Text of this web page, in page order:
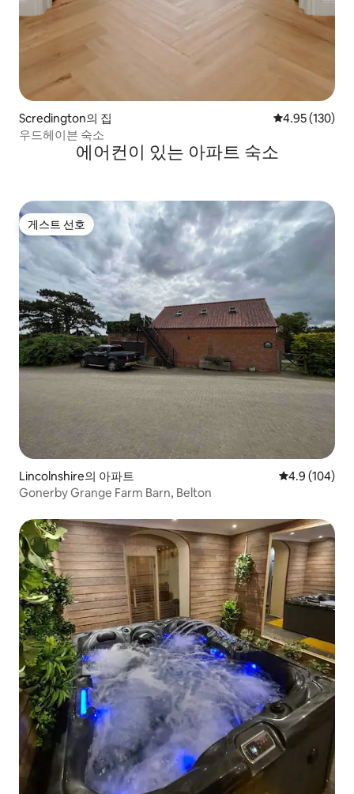
Scredington의 집 평점 4.95점(5
4.95 (130)
우드헤이븐 숙소
에어컨이 있는 아파트 숙소
게스트 선호
게스트 선호
Lincolnshire의 아파트 평점 4.9점(5
4.9 (104)
Gonerby Grange Farm Barn, Belton